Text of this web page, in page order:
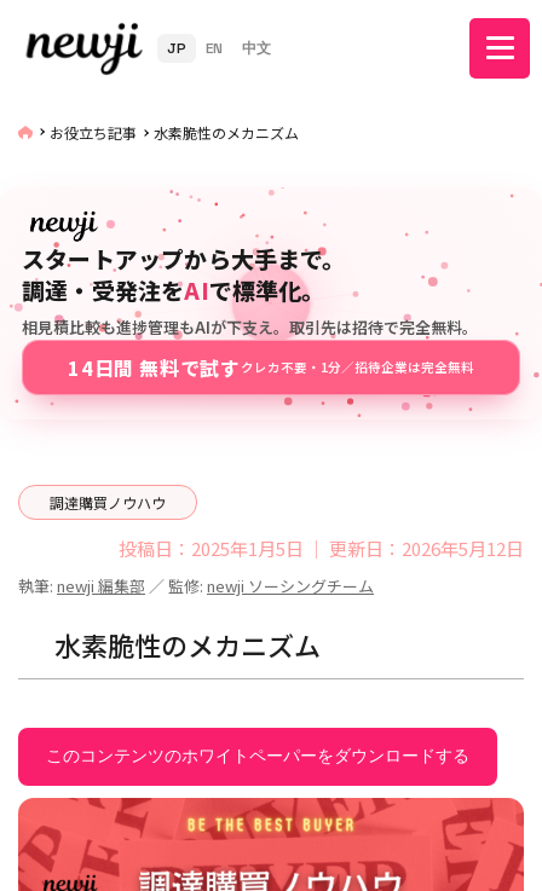
JP EN 中文
お役立ち記事 水素脆性のメカニズム
スタートアップから大手まで。
調達・受発注をAIで標準化。
相見積比較も進捗管理もAIが下支え。取引先は招待で完全無料。
14日間 無料で試す クレカ不要・1分／招待企業は完全無料
調達購買ノウハウ
投稿日：2025年1月5日 ｜ 更新日：2026年5月12日
執筆: newji 編集部 ／ 監修: newji ソーシングチーム
水素脆性のメカニズム
このコンテンツのホワイトペーパーをダウンロードする